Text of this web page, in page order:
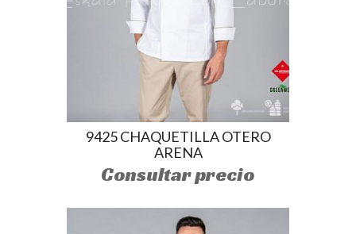
9425 CHAQUETILLA OTERO
ARENA
Consultar precio